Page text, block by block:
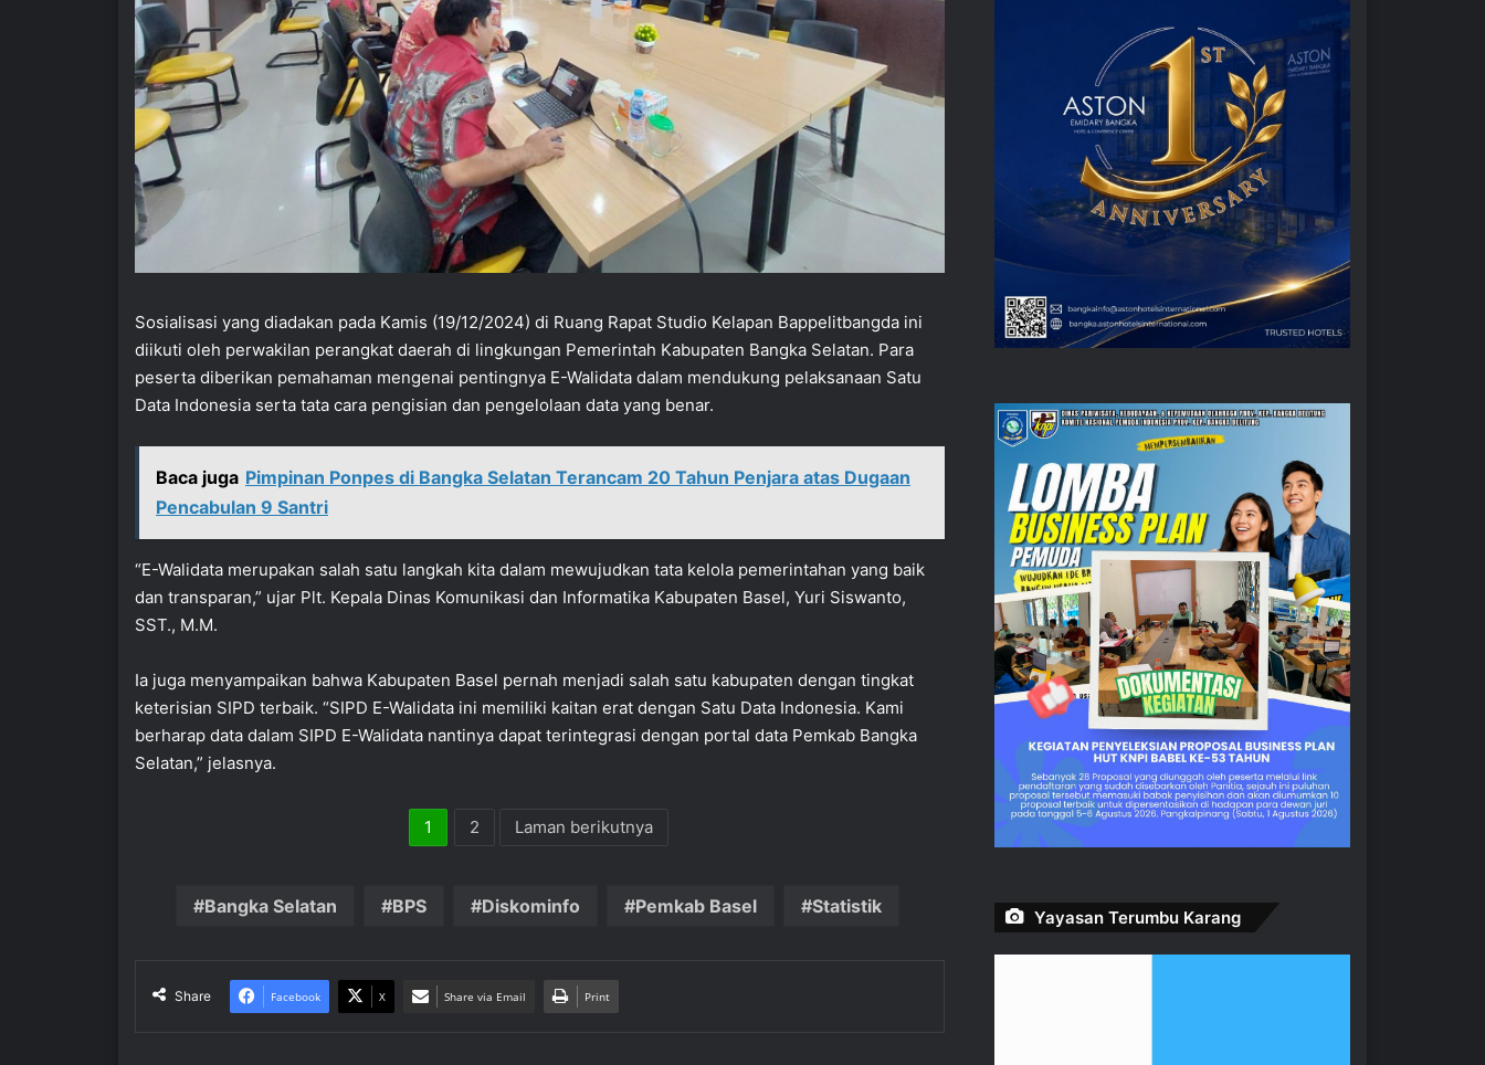
Sosialisasi yang diadakan pada Kamis (19/12/2024) di Ruang Rapat Studio Kelapan Bappelitbangda ini
diikuti oleh perwakilan perangkat daerah di lingkungan Pemerintah Kabupaten Bangka Selatan. Para
peserta diberikan pemahaman mengenai pentingnya E-Walidata dalam mendukung pelaksanaan Satu
Data Indonesia serta tata cara pengisian dan pengelolaan data yang benar.
Baca juga Pimpinan Ponpes di Bangka Selatan Terancam 20 Tahun Penjara atas Dugaan
Pencabulan 9 Santri
“E-Walidata merupakan salah satu langkah kita dalam mewujudkan tata kelola pemerintahan yang baik
dan transparan,” ujar Plt. Kepala Dinas Komunikasi dan Informatika Kabupaten Basel, Yuri Siswanto,
SST., M.M.
Ia juga menyampaikan bahwa Kabupaten Basel pernah menjadi salah satu kabupaten dengan tingkat
keterisian SIPD terbaik. “SIPD E-Walidata ini memiliki kaitan erat dengan Satu Data Indonesia. Kami
berharap data dalam SIPD E-Walidata nantinya dapat terintegrasi dengan portal data Pemkab Bangka
Selatan,” jelasnya.
1 2 Laman berikutnya
Bangka Selatan BPS Diskominfo Pemkab Basel Statistik
Share Facebook X Share via Email Print
Yayasan Terumbu Karang